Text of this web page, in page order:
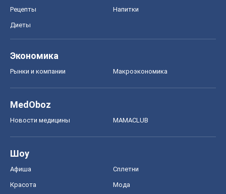
Рецепты Напитки
Диеты
Экономика
Рынки и компании Mакроэкономика
MedOboz
Новости медицины MAMACLUB
Шоу
Афиша Сплетни
Красота Мода